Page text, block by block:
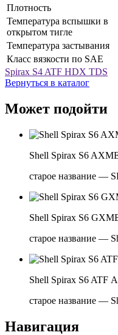
Плотность
Температура вспышки в
открытом тигле
Температура застывания
Класс вязкости по SAE
Spirax S4 ATF HDX TDS
Вернуться в каталог
Может подойти
Shell Spirax S6
старое название —
Shell Spirax S6
старое название —
Shell Spirax S6 ATF
старое название —
Навигация